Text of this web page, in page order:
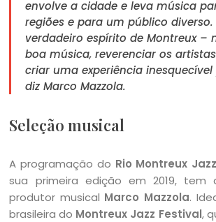
envolve a cidade e leva música
regiões e para um público diverso.
verdadeiro espírito de Montreux –
boa música, reverenciar os
criar uma experiência
diz Marco Mazzola.
Seleção musical
A programação do Rio Montreux
sua primeira edição em 2019, tem
produtor musical Marco Mazzola.
brasileira do Montreux Jazz Festival,